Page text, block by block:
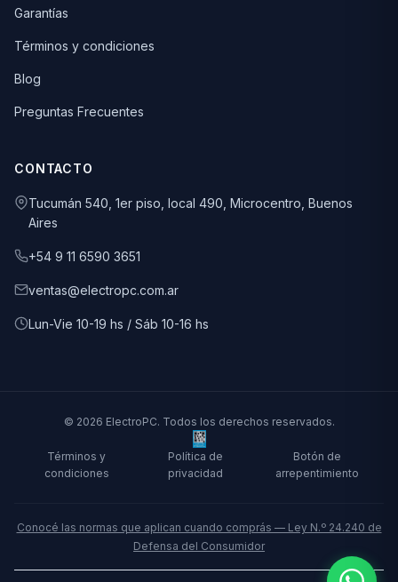
Garantías
Términos y condiciones
Blog
Preguntas Frecuentes
CONTACTO
Tucumán 540, 1er piso, local 490, Microcentro, Buenos
Aires
+54 9 11 6590 3651
ventas@electropc.com.ar
Lun-Vie 10-19 hs / Sáb 10-16 hs
© 2026 ElectroPC. Todos los derechos reservados.
Términos y
condiciones
Política de
privacidad
Botón de
arrepentimiento
Conocé las normas que aplican cuando comprás — Ley N.º 24.240 de
Defensa del Consumidor